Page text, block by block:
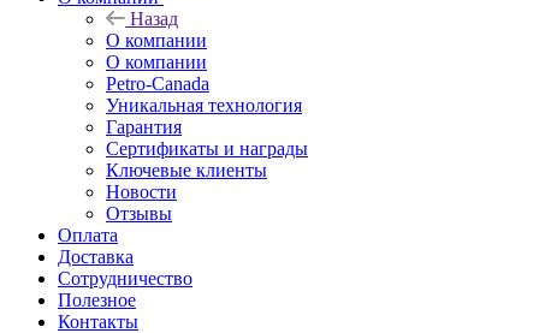
Назад
О компании
О компании
Petro-Сanada
Уникальная технология
Гарантия
Сертификаты и награды
Ключевые клиенты
Новости
Отзывы
Оплата
Доставка
Сотрудничество
Полезное
Контакты